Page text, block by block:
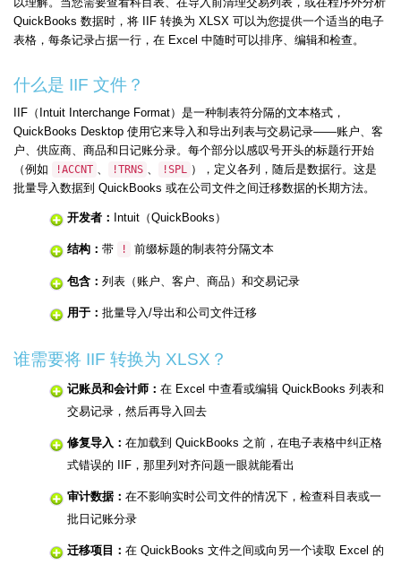
QuickBooks 数据时，将 IIF 转换为 XLSX 可以为您提供一个适当的电子
表格，每条记录占据一行，在 Excel 中随时可以排序、编辑和检查。
什么是 IIF 文件？
IIF（Intuit Interchange Format）是一种制表符分隔的文本格式，
QuickBooks Desktop 使用它来导入和导出列表与交易记录——账户、客
户、供应商、商品和日记账分录。每个部分以感叹号开头的标题行开始
（例如
!ACCNT 、 !TRNS 、 !SPL ），定义各列，随后是数据行。这是
批量导入数据到 QuickBooks 或在公司文件之间迁移数据的长期方法。
开发者： Intuit（QuickBooks）
结构： 带 ! 前缀标题的制表符分隔文本
包含： 列表（账户、客户、商品）和交易记录
用于： 批量导入/导出和公司文件迁移
谁需要将 IIF 转换为 XLSX？
记账员和会计师： 在 Excel 中查看或编辑 QuickBooks 列表和
交易记录，然后再导入回去
修复导入： 在加载到 QuickBooks 之前，在电子表格中纠正格
式错误的 IIF，那里列对齐问题一眼就能看出
审计数据： 在不影响实时公司文件的情况下，检查科目表或一
批日记账分录
迁移项目： 在 QuickBooks 文件之间或向另一个读取 Excel 的